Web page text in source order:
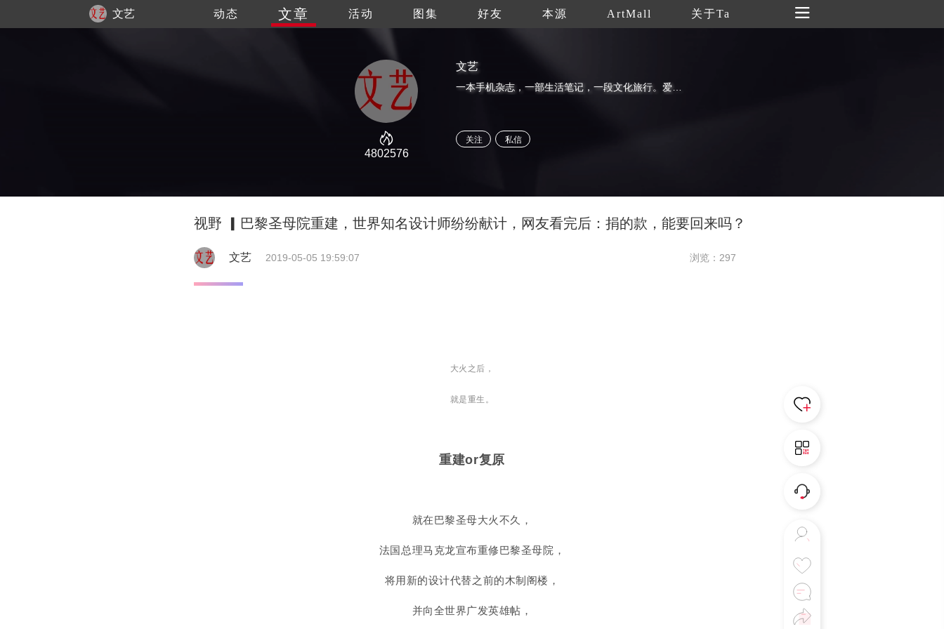
文艺 动态 文章 活动 图集 好友 本源 ArtMall 关于Ta
4802576
文艺
关注 私信
视野 ▎巴黎圣母院重建，世界知名设计师纷纷献计，网友看完后：捐的款，能要回来吗？
文艺 2019-05-05 19:59:07 浏览：297
大火之后，
就是重生。
重建or复原
就在巴黎圣母大火不久，
法国总理马克龙宣布重修巴黎圣母院，
将用新的设计代替之前的木制阁楼，
并向全世界广发英雄帖，